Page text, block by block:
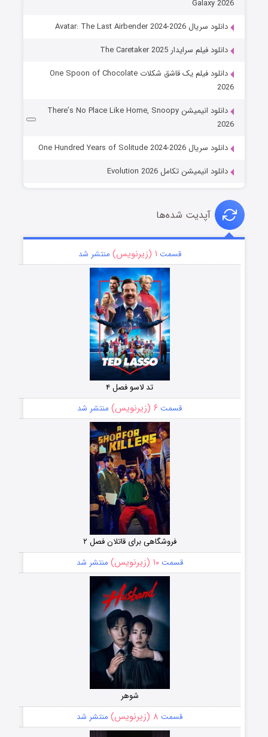
Galaxy 2026
دانلود سریال Avatar: The Last Airbender 2024-2026
دانلود فیلم سرایدار The Caretaker 2025
دانلود فیلم یک قاشق شکلات One Spoon of Chocolate
2026
دانلود انیمیشن There’s No Place Like Home, Snoopy
2026
دانلود سریال One Hundred Years of Solitude 2024-2026
دانلود انیمیشن تکامل Evolution 2026
آپدیت شده‌ها
قسمت ۱ (زیرنویس) منتشر شد
تد لاسو فصل ۴
قسمت ۶ (زیرنویس) منتشر شد
فروشگاهی برای قاتلان فصل ۲
قسمت۱۰ (زیرنویس) منتشر شد
شوهر
قسمت ۸ (زیرنویس) منتشر شد